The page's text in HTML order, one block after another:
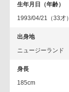
生年月日（年齢）
1993/04/21（33才）
出身地
ニュージーランド
身長
185cm